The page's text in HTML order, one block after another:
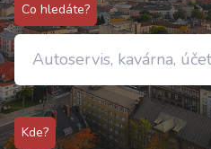
Co hledáte?
Kde?